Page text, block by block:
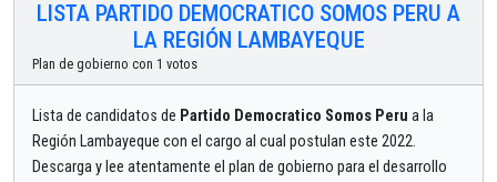
LISTA PARTIDO DEMOCRATICO SOMOS PERU A
LA REGIÓN LAMBAYEQUE
Plan de gobierno con 1 votos
Lista de candidatos de Partido Democratico Somos Peru a la
Región Lambayeque con el cargo al cual postulan este 2022.
Descarga y lee atentamente el plan de gobierno para el desarrollo